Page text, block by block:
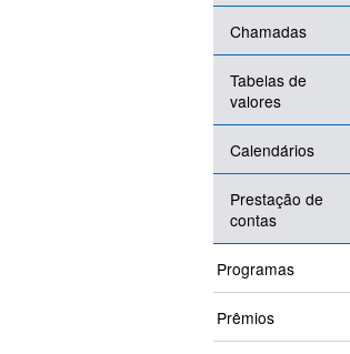
Chamadas
Tabelas de
valores
Calendários
Prestação de
contas
Programas
Prêmios